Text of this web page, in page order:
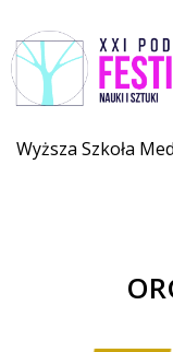
Wyższa Szkoła